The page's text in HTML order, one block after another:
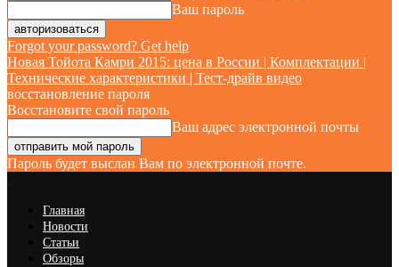
Ваш пароль
Forgot your password? Get help
Новая Тойота Камри 2015: цена в России | Комплектации |
Технические характеристики | Тест-драйв видео
восстановление пароля
Восстановите свой пароль
Ваш адрес электронной почты
Пароль будет выслан Вам по электронной почте.
Главная
Новости
Статьи
Обзоры